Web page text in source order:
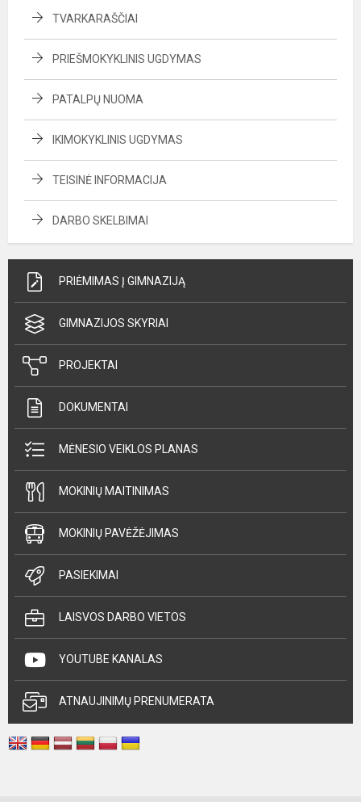
TVARKARAŠČIAI
PRIEŠMOKYKLINIS UGDYMAS
PATALPŲ NUOMA
IKIMOKYKLINIS UGDYMAS
TEISINĖ INFORMACIJA
DARBO SKELBIMAI
PRIĖMIMAS Į GIMNAZIJĄ
GIMNAZIJOS SKYRIAI
PROJEKTAI
DOKUMENTAI
MĖNESIO VEIKLOS PLANAS
MOKINIŲ MAITINIMAS
MOKINIŲ PAVĖŽĖJIMAS
PASIEKIMAI
LAISVOS DARBO VIETOS
YOUTUBE KANALAS
ATNAUJINIMŲ PRENUMERATA